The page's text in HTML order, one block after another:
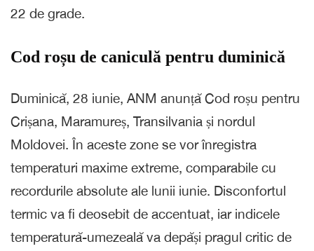
22 de grade.
Cod roșu de caniculă pentru duminică
Duminică, 28 iunie, ANM anunță Cod roșu pentru
Crișana, Maramureș, Transilvania și nordul
Moldovei. În aceste zone se vor înregistra
temperaturi maxime extreme, comparabile cu
recordurile absolute ale lunii iunie. Disconfortul
termic va fi deosebit de accentuat, iar indicele
temperatură-umezeală va depăși pragul critic de